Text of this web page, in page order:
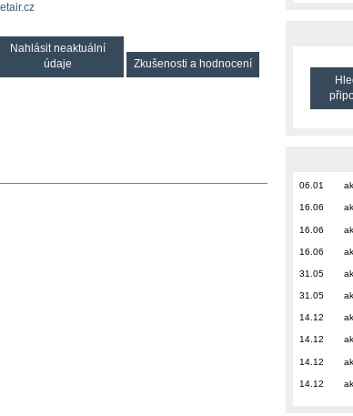
Nahlásit neaktuální
údaje
Zkušenosti a hodnocení
06.01
16.06
16.06
16.06
31.05
31.05
14.12
14.12
14.12
14.12